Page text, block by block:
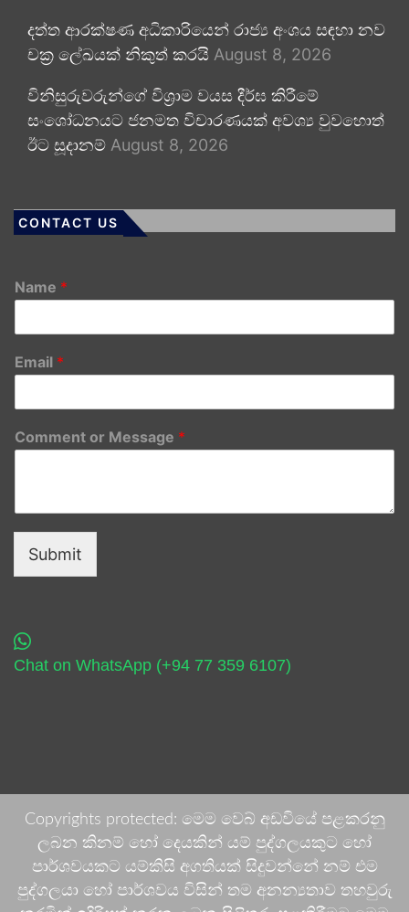
දත්ත ආරක්ෂණ අධිකාරියෙන් රාජ්‍ය අංශය සඳහා නව
චක්‍ර ලේඛයක් නිකුත් කරයි August 8, 2026
විනිසුරුවරුන්ගේ විශ්‍රාම වයස දීර්ඝ කිරීමේ
සංශෝධනයට ජනමත විචාරණයක් අවශ්‍ය වුවහොත්
ඊට සූදානම් August 8, 2026
CONTACT US
Name *
Email *
Comment or Message *
Submit
Chat on WhatsApp (+94 77 359 6107)
Copyrights protected: මෙම වෙබ් අඩවියේ පළකරනු
ලබන කිනම් හෝ දෙයකින් යම් පුද්ගලයකුට හෝ
පාර්ශවයකට යම්කිසි අගතියක් සිදුවන්නේ නම් එම
පුද්ගලයා හෝ පාර්ශවය විසින් තම අනන්‍යතාව තහවුරු